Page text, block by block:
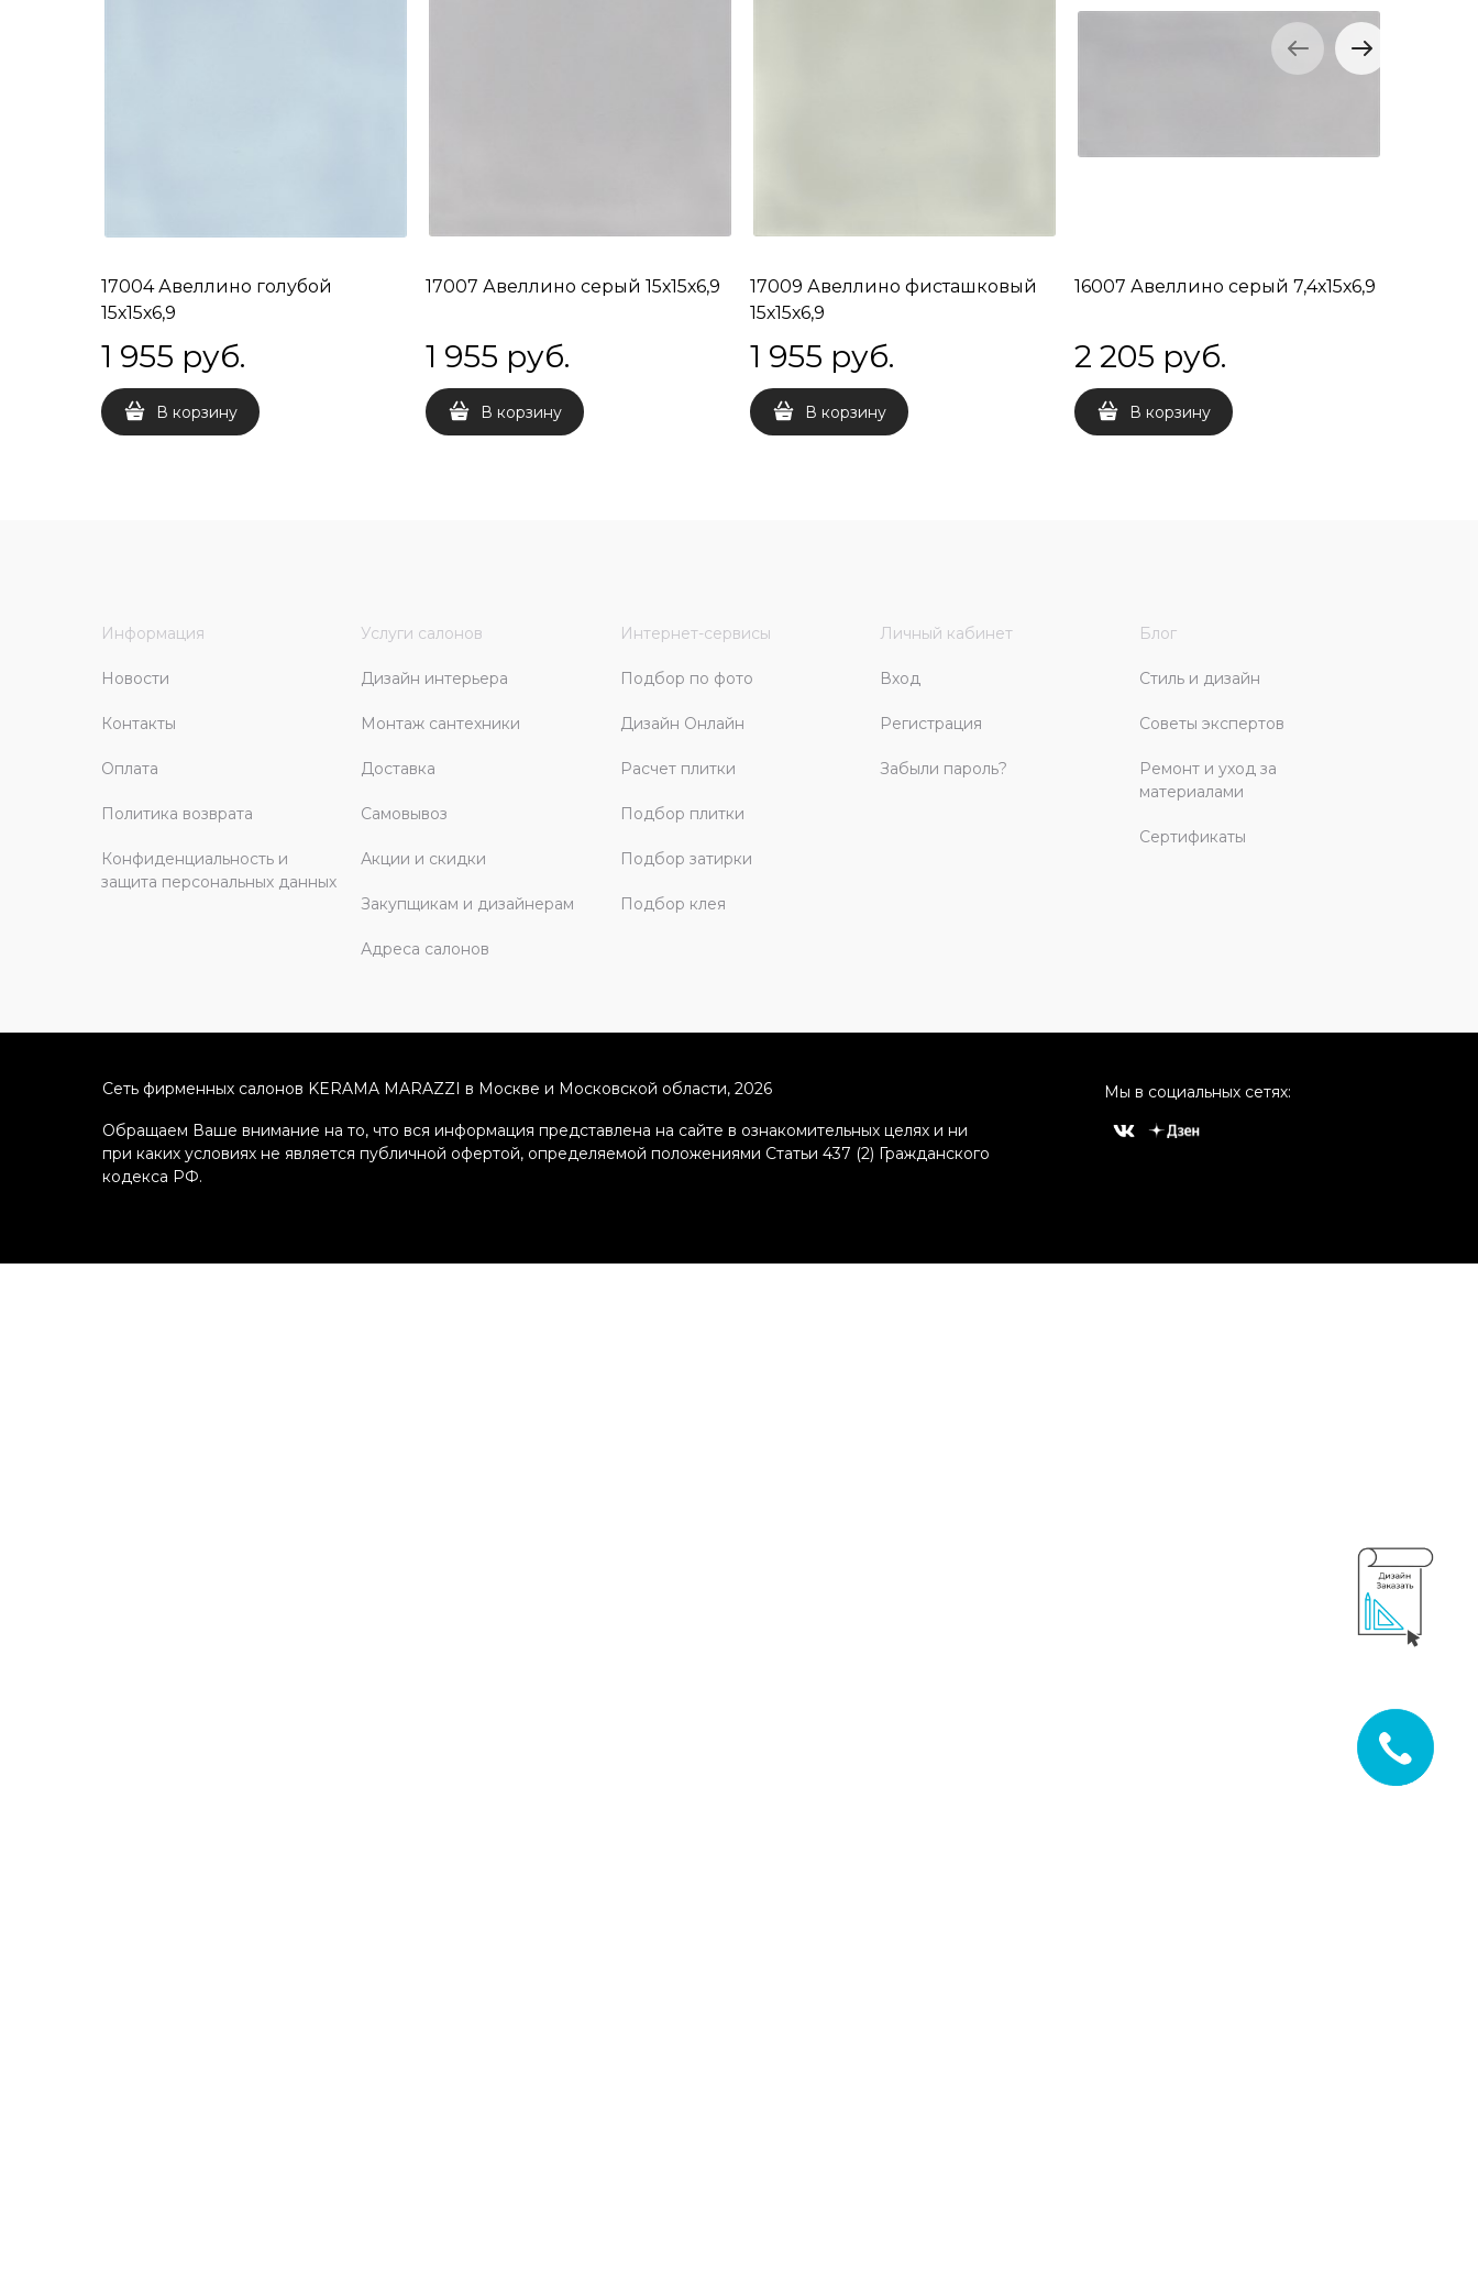
17004 Авеллино голубой
15х15х6,9
1 955 руб.
В корзину
17007 Авеллино серый 15х15х6,9
1 955 руб.
В корзину
17009 Авеллино фисташковый
15х15х6,9
1 955 руб.
В корзину
16007 Авеллино серый 7,4х15х6,9
2 205 руб.
В корзину
Информация
Новости
Контакты
Оплата
Политика возврата
Конфиденциальность и
защита персональных данных
Услуги салонов
Дизайн интерьера
Монтаж сантехники
Доставка
Самовывоз
Акции и скидки
Закупщикам и дизайнерам
Адреса салонов
Интернет-сервисы
Подбор по фото
Дизайн Онлайн
Расчет плитки
Подбор плитки
Подбор затирки
Подбор клея
Личный кабинет
Вход
Регистрация
Забыли пароль?
Блог
Стиль и дизайн
Советы экспертов
Ремонт и уход за
материалами
Сертификаты
Сеть фирменных салонов KERAMA MARAZZI в Москве и Московской области, 2026
Обращаем Ваше внимание на то, что вся информация представлена на сайте в ознакомительных целях и ни
при каких условиях не является публичной офертой, определяемой положениями Статьи 437 (2) Гражданского
кодекса РФ.
Мы в социальных сетях: